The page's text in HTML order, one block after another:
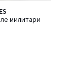
милитари